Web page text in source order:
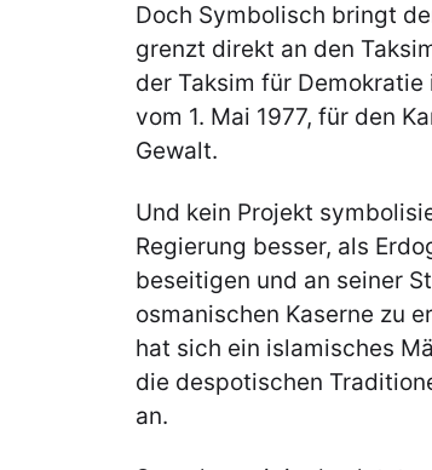
Doch Symbolisch bringt
grenzt direkt an den
der Taksim für
vom 1. Mai 1977, für den
Gewalt.
Und kein Projekt
Regierung besser, als
beseitigen und an seiner
osmanischen Kaserne zu
hat sich ein islamisches
die despotischen
an.